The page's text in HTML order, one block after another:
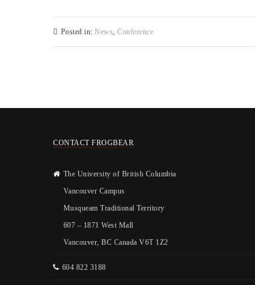
Posted in: News, Conference
CONTACT FROGBEAR
The University of British Columbia
Vancouver Campus
Musqueam Traditional Territory
607 – 1871 West Mall
Vancouver, BC Canada V6T 1Z2
604 822 3188